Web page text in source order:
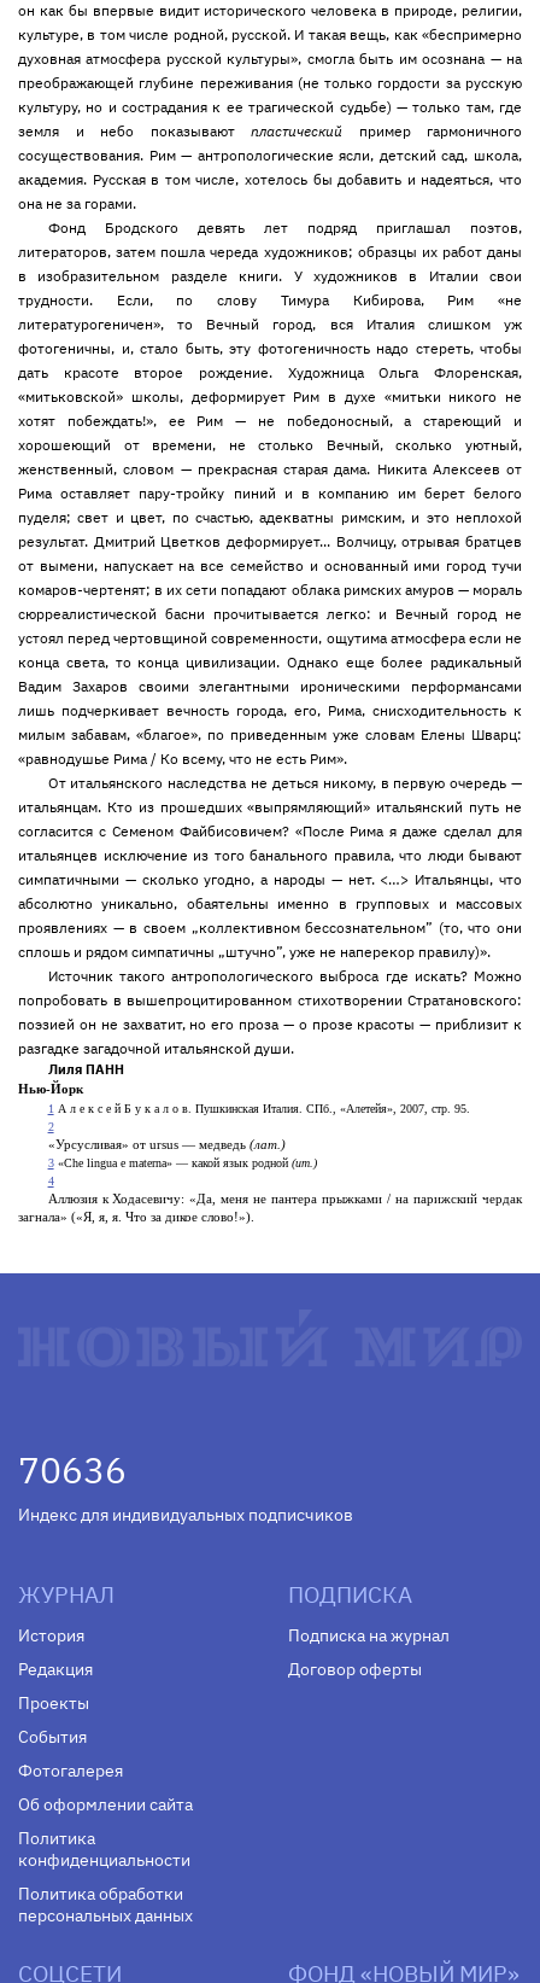
он как бы впервые видит исторического человека в природе, религии,
культуре, в том числе родной, русской. И такая вещь, как «беспримерно
духовная атмосфера русской культуры», смогла быть им осознана — на
преображающей глубине переживания (не только гордости за русскую
культуру, но и сострадания к ее трагической судьбе) — только там, где
земля и небо показывают пластический пример гармоничного
сосуществования. Рим — антропологические ясли, детский сад, школа,
академия. Русская в том числе, хотелось бы добавить и надеяться, что
она не за горами.
Фонд Бродского девять лет подряд приглашал поэтов,
литераторов, затем пошла череда художников; образцы их работ даны
в изобразительном разделе книги. У художников в Италии свои
трудности. Если, по слову Тимура Кибирова, Рим «не
литературогеничен», то Вечный город, вся Италия слишком уж
фотогеничны, и, стало быть, эту фотогеничность надо стереть, чтобы
дать красоте второе рождение. Художница Ольга Флоренская,
«митьковской» школы, деформирует Рим в духе «митьки никого не
хотят побеждать!», ее Рим — не победоносный, а стареющий и
хорошеющий от времени, не столько Вечный, сколько уютный,
женственный, словом — прекрасная старая дама. Никита Алексеев от
Рима оставляет пару-тройку пиний и в компанию им берет белого
пуделя; свет и цвет, по счастью, адекватны римским, и это неплохой
результат. Дмитрий Цветков деформирует... Волчицу, отрывая братцев
от вымени, напускает на все семейство и основанный ими город тучи
комаров-чертенят; в их сети попадают облака римских амуров — мораль
сюрреалистической басни прочитывается легко: и Вечный город не
устоял перед чертовщиной современности, ощутима атмосфера если не
конца света, то конца цивилизации. Однако еще более радикальный
Вадим Захаров своими элегантными ироническими перформансами
лишь подчеркивает вечность города, его, Рима, снисходительность к
милым забавам, «благое», по приведенным уже словам Елены Шварц:
«равнодушье Рима / Ко всему, что не есть Рим».
От итальянского наследства не деться никому, в первую очередь —
итальянцам. Кто из прошедших «выпрямляющий» итальянский путь не
согласится с Семеном Файбисовичем? «После Рима я даже сделал для
итальянцев исключение из того банального правила, что люди бывают
симпатичными — сколько угодно, а народы — нет. <…> Итальянцы, что
абсолютно уникально, обаятельны именно в групповых и массовых
проявлениях — в своем „коллективном бессознательном” (то, что они
сплошь и рядом симпатичны „штучно”, уже не наперекор правилу)».
Источник такого антропологического выброса где искать? Можно
попробовать в вышепроцитированном стихотворении Стратановского:
поэзией он не захватит, но его проза — о прозе красоты — приблизит к
разгадке загадочной итальянской души.
Лиля ПАНН
Нью-Йорк
1 А л е к с е й Б у к а л о в. Пушкинская Италия. СПб., «Алетейя», 2007, стр. 95.
2
«Урсусливая» от ursus — медведь (лат.)
3«Che lingua e maternа» — какой язык родной (ит.)
4
Аллюзия к Ходасевичу: «Да, меня не пантера прыжками / на парижский чердак
загнала» («Я, я, я. Что за дикое слово!»).
70636
Индекс для индивидуальных подписчиков
ЖУРНАЛ
История
Редакция
Проекты
События
Фотогалерея
Об оформлении сайта
Политика
конфиденциальности
Политика обработки
персональных данных
ПОДПИСКА
Подписка на журнал
Договор оферты
СОЦСЕТИ ФОНД «НОВЫЙ МИР»